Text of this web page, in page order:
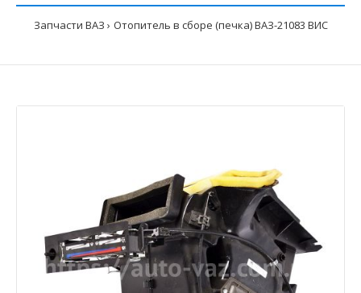
Запчасти ВАЗ Отопитель в сборе (печка) ВАЗ-21083 ВИС